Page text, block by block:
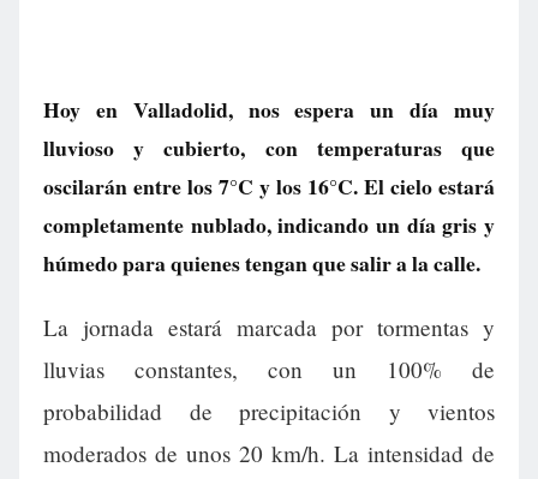
Hoy en Valladolid, nos espera un día muy
lluvioso y cubierto, con temperaturas que
oscilarán entre los 7°C y los 16°C. El cielo estará
completamente nublado, indicando un día gris y
húmedo para quienes tengan que salir a la calle.
La jornada estará marcada por tormentas y
lluvias constantes, con un 100% de
probabilidad de precipitación y vientos
moderados de unos 20 km/h. La intensidad de